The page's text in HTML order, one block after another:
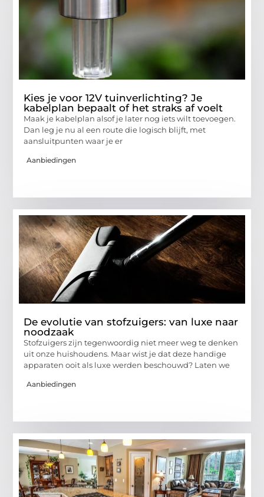
Kies je voor 12V tuinverlichting? Je
kabelplan bepaalt of het straks af voelt
Maak je kabelplan alsof je later nog iets wilt toevoegen.
Dan leg je nu al een route die logisch blijft, met
aansluitpunten waar je er
Aanbiedingen
De evolutie van stofzuigers: van luxe naar
noodzaak
Stofzuigers zijn tegenwoordig niet meer weg te denken
uit onze huishoudens. Maar wist je dat deze handige
apparaten ooit als luxe werden beschouwd? Laten we
Aanbiedingen